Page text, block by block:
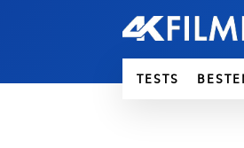
TESTS